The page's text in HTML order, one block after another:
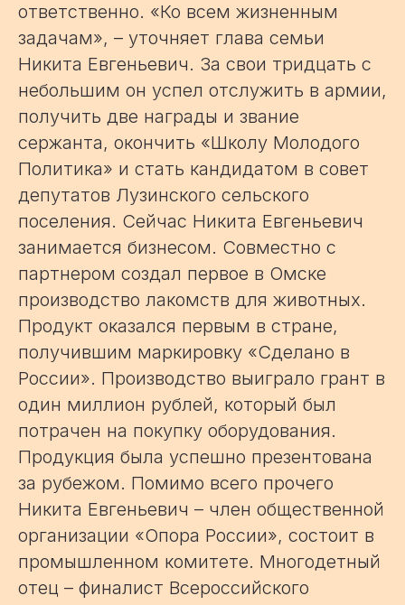
ответственно. «Ко всем жизненным
задачам», – уточняет глава семьи
Никита Евгеньевич. За свои тридцать с
небольшим он успел отслужить в армии,
получить две награды и звание
сержанта, окончить «Школу Молодого
Политика» и стать кандидатом в совет
депутатов Лузинского сельского
поселения. Сейчас Никита Евгеньевич
занимается бизнесом. Совместно с
партнером создал первое в Омске
производство лакомств для животных.
Продукт оказался первым в стране,
получившим маркировку «Сделано в
России». Производство выиграло грант в
один миллион рублей, который был
потрачен на покупку оборудования.
Продукция была успешно презентована
за рубежом. Помимо всего прочего
Никита Евгеньевич – член общественной
организации «Опора России», состоит в
промышленном комитете. Многодетный
отец – финалист Всероссийского